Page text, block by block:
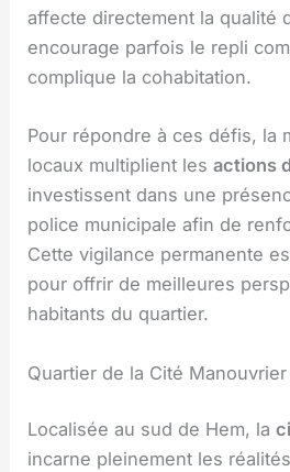
affecte directement la qualité
encourage parfois le repli
complique la cohabitation.
Pour répondre à ces défis, la
locaux multiplient lesactions
investissent dans une
police municipale afin de
Cette vigilance permanente
pour offrir de meilleures
habitants du quartier.
Quartier de la Cité Manouvrier
Localisée au sud de Hem, la
incarne pleinement les